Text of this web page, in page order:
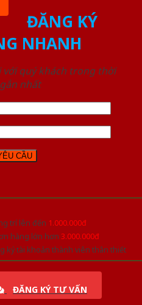
ĐĂNG KÝ
NHANH
với quý khách trong thời
nhất
trí lên đến 1.000.000đ
hàng lớn hơn 3.000.000đ
ký tài khoản thành viên thân thiết
ĐĂNG KÝ TƯ VẤN